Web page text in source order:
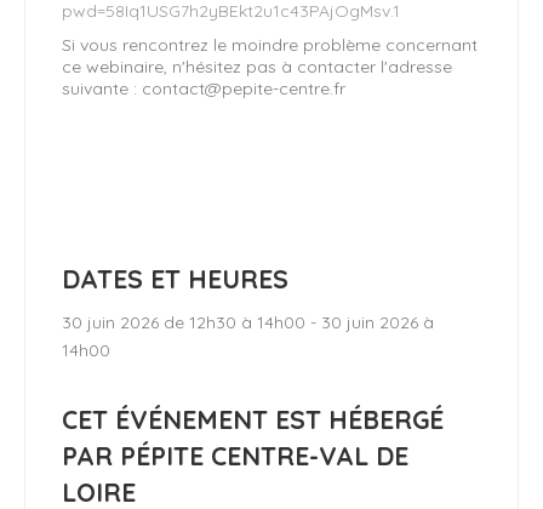
pwd=58Iq1USG7h2yBEkt2u1c43PAjOgMsv.1
Si vous rencontrez le moindre problème concernant
ce webinaire, n'hésitez pas à contacter l'adresse
suivante : contact@pepite-centre.fr
DATES ET HEURES
30 juin 2026 de 12h30 à 14h00 - 30 juin 2026 à
14h00
CET ÉVÉNEMENT EST HÉBERGÉ
PAR PÉPITE CENTRE-VAL DE
LOIRE